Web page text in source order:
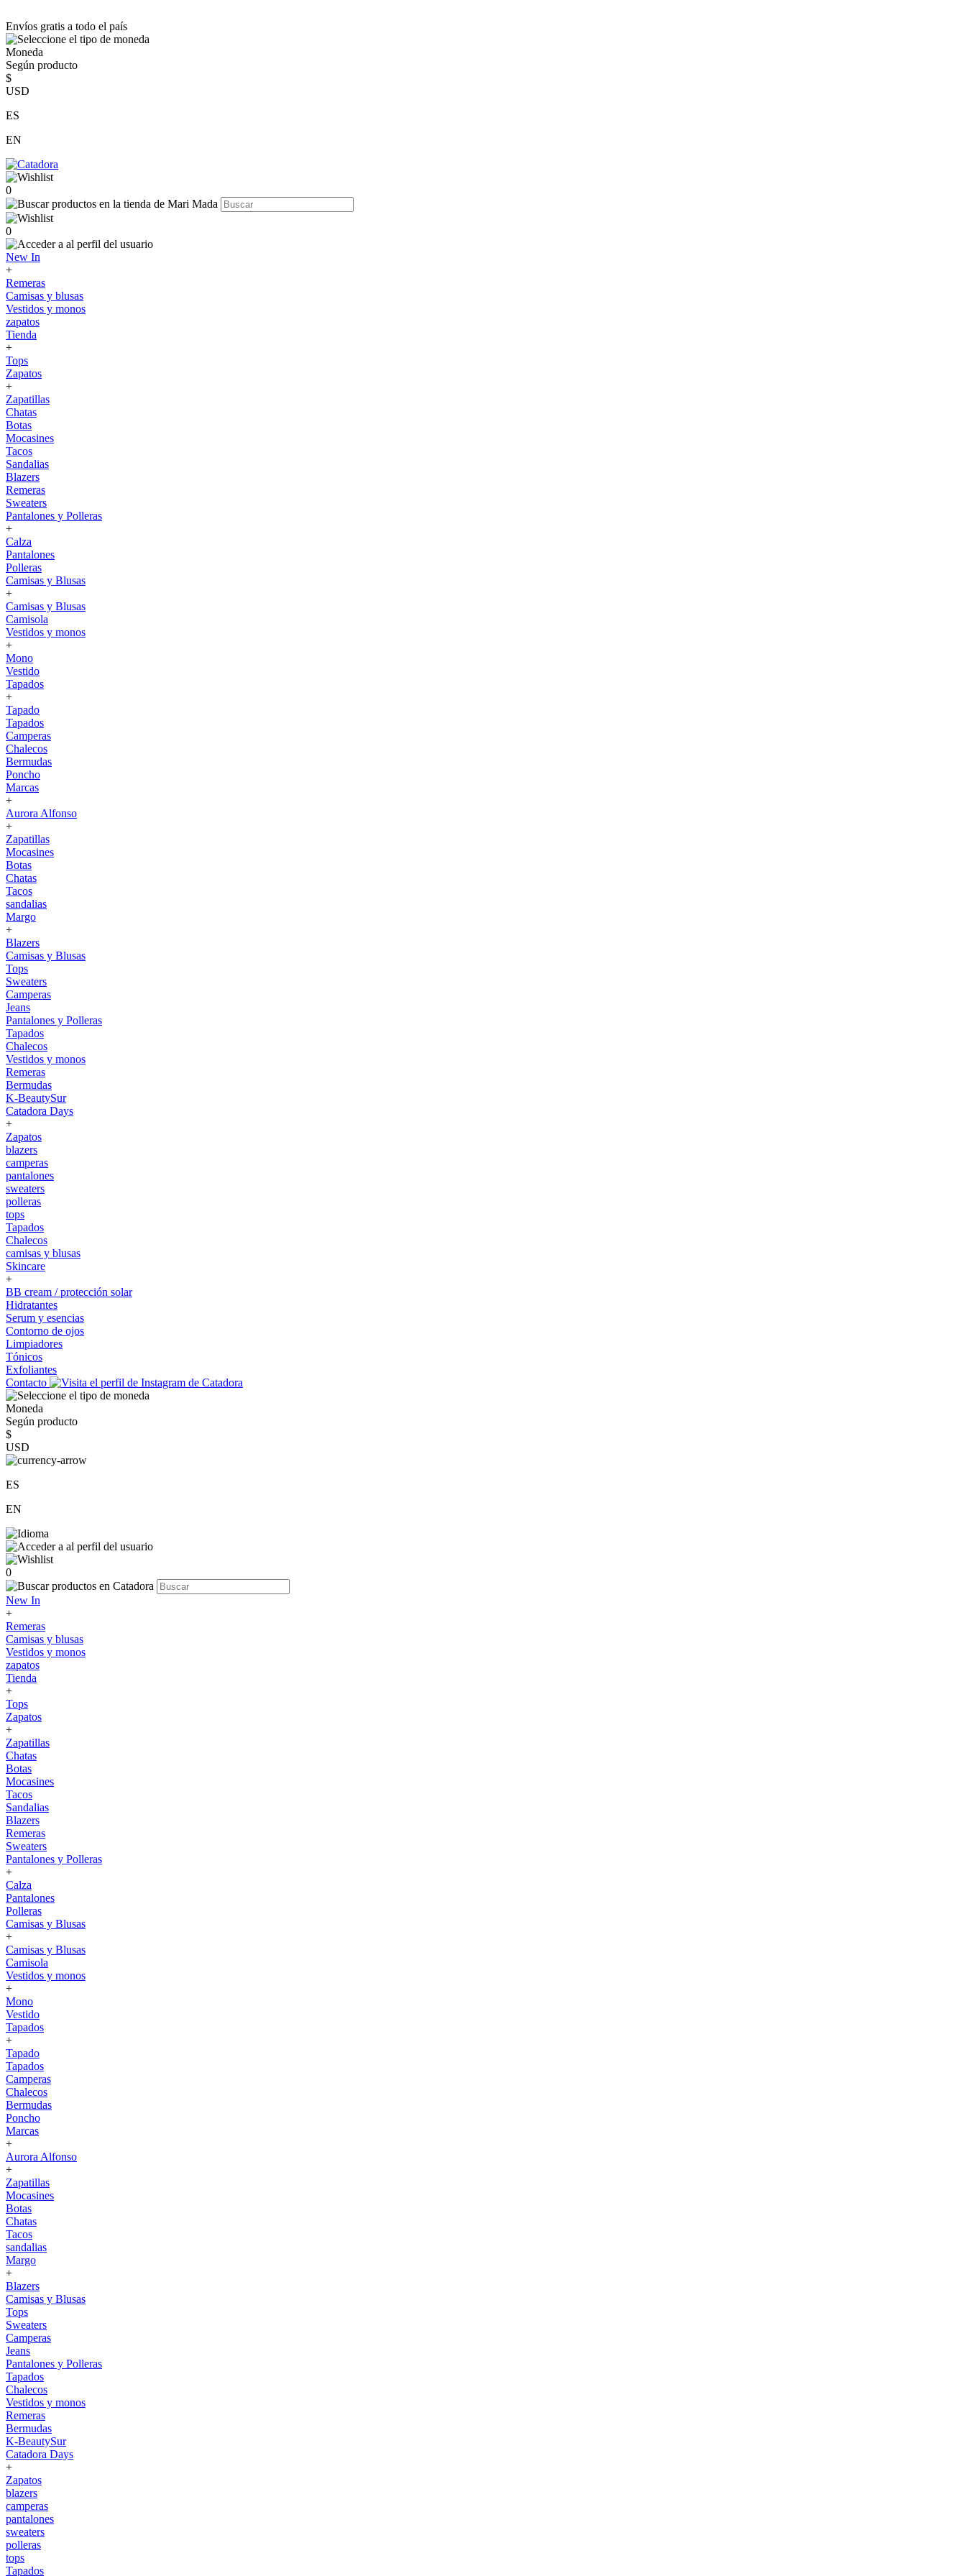
Envíos gratis a todo el país
Moneda
Según producto
$
USD
ES
EN
0
0
New In
+
Remeras
Camisas y blusas
Vestidos y monos
zapatos
Tienda
+
Tops
Zapatos
+
Zapatillas
Chatas
Botas
Mocasines
Tacos
Sandalias
Blazers
Remeras
Sweaters
Pantalones y Polleras
+
Calza
Pantalones
Polleras
Camisas y Blusas
+
Camisas y Blusas
Camisola
Vestidos y monos
+
Mono
Vestido
Tapados
+
Tapado
Tapados
Camperas
Chalecos
Bermudas
Poncho
Marcas
+
Aurora Alfonso
+
Zapatillas
Mocasines
Botas
Chatas
Tacos
sandalias
Margo
+
Blazers
Camisas y Blusas
Tops
Sweaters
Camperas
Jeans
Pantalones y Polleras
Tapados
Chalecos
Vestidos y monos
Remeras
Bermudas
K-BeautySur
Catadora Days
+
Zapatos
blazers
camperas
pantalones
sweaters
polleras
tops
Tapados
Chalecos
camisas y blusas
Skincare
+
BB cream / protección solar
Hidratantes
Serum y esencias
Contorno de ojos
Limpiadores
Tónicos
Exfoliantes
Contacto
Moneda
Según producto
$
USD
ES
EN
0
New In
+
Remeras
Camisas y blusas
Vestidos y monos
zapatos
Tienda
+
Tops
Zapatos
+
Zapatillas
Chatas
Botas
Mocasines
Tacos
Sandalias
Blazers
Remeras
Sweaters
Pantalones y Polleras
+
Calza
Pantalones
Polleras
Camisas y Blusas
+
Camisas y Blusas
Camisola
Vestidos y monos
+
Mono
Vestido
Tapados
+
Tapado
Tapados
Camperas
Chalecos
Bermudas
Poncho
Marcas
+
Aurora Alfonso
+
Zapatillas
Mocasines
Botas
Chatas
Tacos
sandalias
Margo
+
Blazers
Camisas y Blusas
Tops
Sweaters
Camperas
Jeans
Pantalones y Polleras
Tapados
Chalecos
Vestidos y monos
Remeras
Bermudas
K-BeautySur
Catadora Days
+
Zapatos
blazers
camperas
pantalones
sweaters
polleras
tops
Tapados